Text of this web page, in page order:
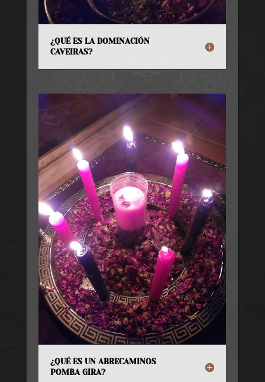
¿QUÉ ES LA DOMINACIÓN
CAVEIRAS?
¿QUÉ ES UN ABRECAMINOS
POMBA GIRA?